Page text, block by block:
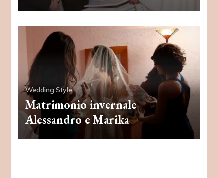
Wedding Style
Matrimonio invernale
Alessandro e Marika